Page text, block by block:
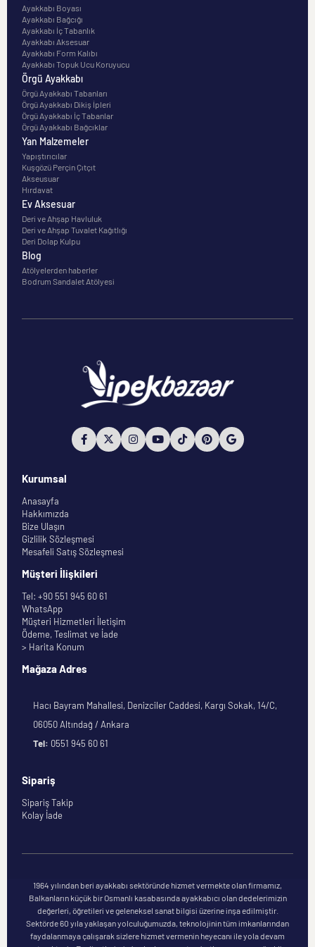
Ayakkabı Boyası
Ayakkabı Bağcığı
Ayakkabı İç Tabanlık
Ayakkabı Aksesuar
Ayakkabı Form Kalıbı
Ayakkabı Topuk Ucu Koruyucu
Örgü Ayakkabı
Örgü Ayakkabı Tabanları
Örgü Ayakkabı Dikiş İpleri
Örgü Ayakkabı İç Tabanlar
Örgü Ayakkabı Bağcıklar
Yan Malzemeler
Yapıştırıcılar
Kuşgözü Perçin Çıtçıt
Akseusuar
Hırdavat
Ev Aksesuar
Deri ve Ahşap Havluluk
Deri ve Ahşap Tuvalet Kağıtlığı
Deri Dolap Kulpu
Blog
Atölyelerden haberler
Bodrum Sandalet Atölyesi
Kurumsal
Anasayfa
Hakkımızda
Bize Ulaşın
Gizlilik Sözleşmesi
Mesafeli Satış Sözleşmesi
Müşteri İlişkileri
Tel: +90 551 945 60 61
WhatsApp
Müşteri Hizmetleri İletişim
Ödeme, Teslimat ve İade
> Harita Konum
Mağaza Adres
Hacı Bayram Mahallesi, Denizciler Caddesi, Kargı Sokak, 14/C,
06050 Altındağ / Ankara
Tel: 0551 945 60 61
Sipariş
Sipariş Takip
Kolay İade
1964 yılından beri ayakkabı sektöründe hizmet vermekte olan firmamız,
Balkanların küçük bir Osmanlı kasabasında ayakkabıcı olan dedelerimizin
değerleri, öğretileri ve geleneksel sanat bilgisi üzerine inşa edilmiştir.
Sektörde 60 yıla yaklaşan yolculuğumuzda, teknolojinin tüm imkanlarından
faydalanmaya çalışarak sizlere hizmet vermenin heyecanı ile yola devam